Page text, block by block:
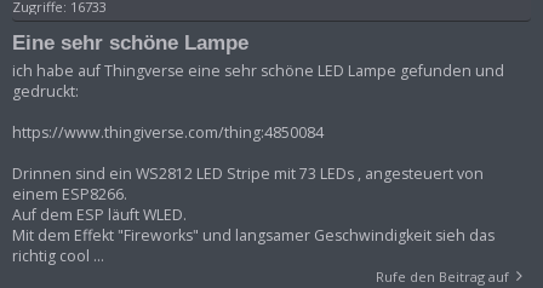
Zugriffe: 16733
Eine sehr schöne Lampe
ich habe auf Thingverse eine sehr schöne LED Lampe gefunden und
gedruckt:
https://www.thingiverse.com/thing:4850084
Drinnen sind ein WS2812 LED Stripe mit 73 LEDs , angesteuert von
einem ESP8266.
Auf dem ESP läuft WLED.
Mit dem Effekt "Fireworks" und langsamer Geschwindigkeit sieh das
richtig cool ...
Rufe den Beitrag auf